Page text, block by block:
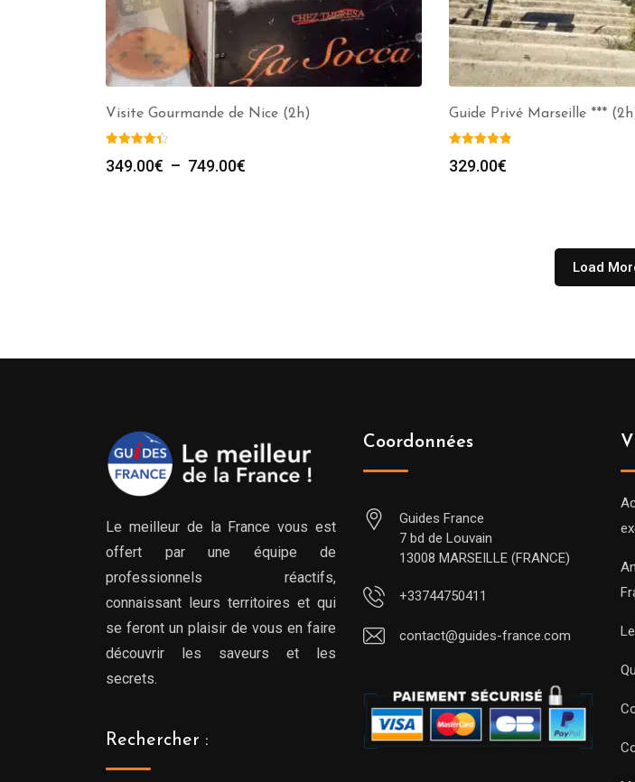
Visite Gourmande de Nice (2h)
349.00€ – 749.00€
Guide Privé Marseille ***
329.00€
Load
Le meilleur de la France vous est
offert par une équipe de
professionnels réactifs,
connaissant leurs territoires et qui
se feront un plaisir de vous en faire
découvrir les saveurs et les
secrets.
Rechercher :
Coordonnées
Guides France
7 bd de Louvain
13008 MARSEILLE (FRANCE)
+33744750411
contact@guides-france.com